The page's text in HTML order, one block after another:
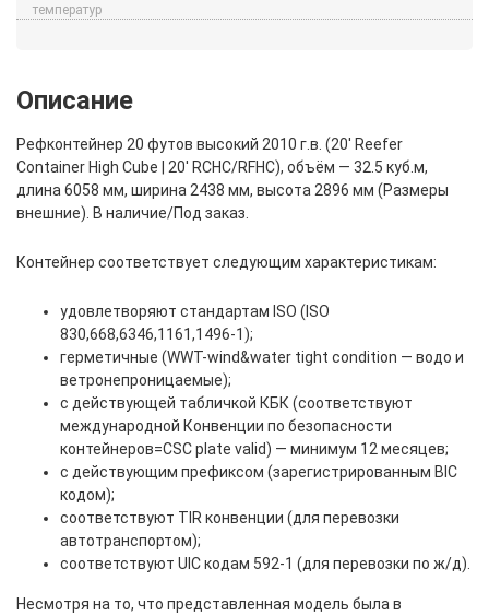
температур
Описание
Рефконтейнер 20 футов высокий 2010 г.в. (20′ Reefer
Container High Cube | 20′ RCHC/RFHC), объём — 32.5 куб.м,
длина 6058 мм, ширина 2438 мм, высота 2896 мм (Размеры
внешние). В наличие/Под заказ.
Контейнер соответствует следующим характеристикам:
удовлетворяют стандартам ISO (ISO
830,668,6346,1161,1496-1);
герметичные (WWT-wind&water tight condition — водо и
ветронепроницаемые);
с действующей табличкой КБК (соответствуют
международной Конвенции по безопасности
контейнеров=CSC plate valid) — минимум 12 месяцев;
с действующим префиксом (зарегистрированным BIC
кодом);
соответствуют TIR конвенции (для перевозки
автотранспортом);
соответствуют UIC кодам 592-1 (для перевозки по ж/д).
Несмотря на то, что представленная модель была в